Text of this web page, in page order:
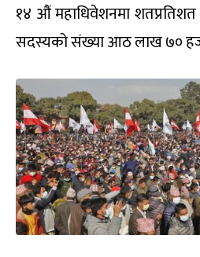
१४ औं महाधिवेशनमा शतप्रतिशत
सदस्यको संख्या आठ लाख ७०